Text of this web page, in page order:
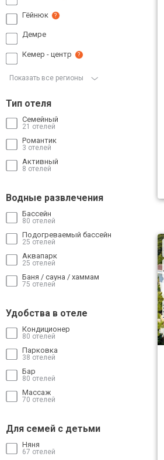
Гёйнюк ?
Демре
Кемер - центр ?
Показать все регионы
Тип отеля
Семейный
21 отелей
Романтик
3 отелей
Активный
8 отелей
Водные развлечения
Бассейн
80 отелей
Подогреваемый бассейн
25 отелей
Аквапарк
25 отелей
Баня / сауна / хаммам
75 отелей
Удобства в отеле
Кондиционер
80 отелей
Парковка
38 отелей
Бар
80 отелей
Массаж
70 отелей
Для семей с детьми
Няня
67 отелей